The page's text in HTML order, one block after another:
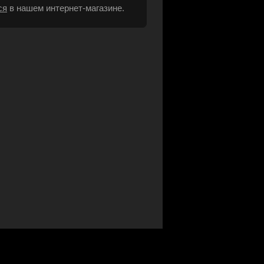
в нашем интернет-магазине.